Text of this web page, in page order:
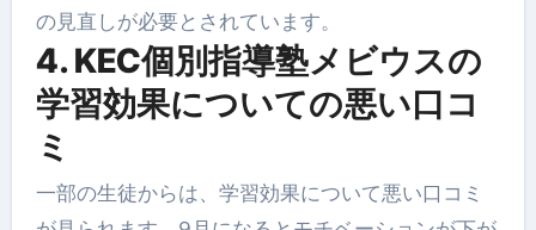
の見直しが必要とされています。
4. KEC個別指導塾メビウスの
学習効果についての悪い口コ
ミ
一部の生徒からは、学習効果について悪い口コミ